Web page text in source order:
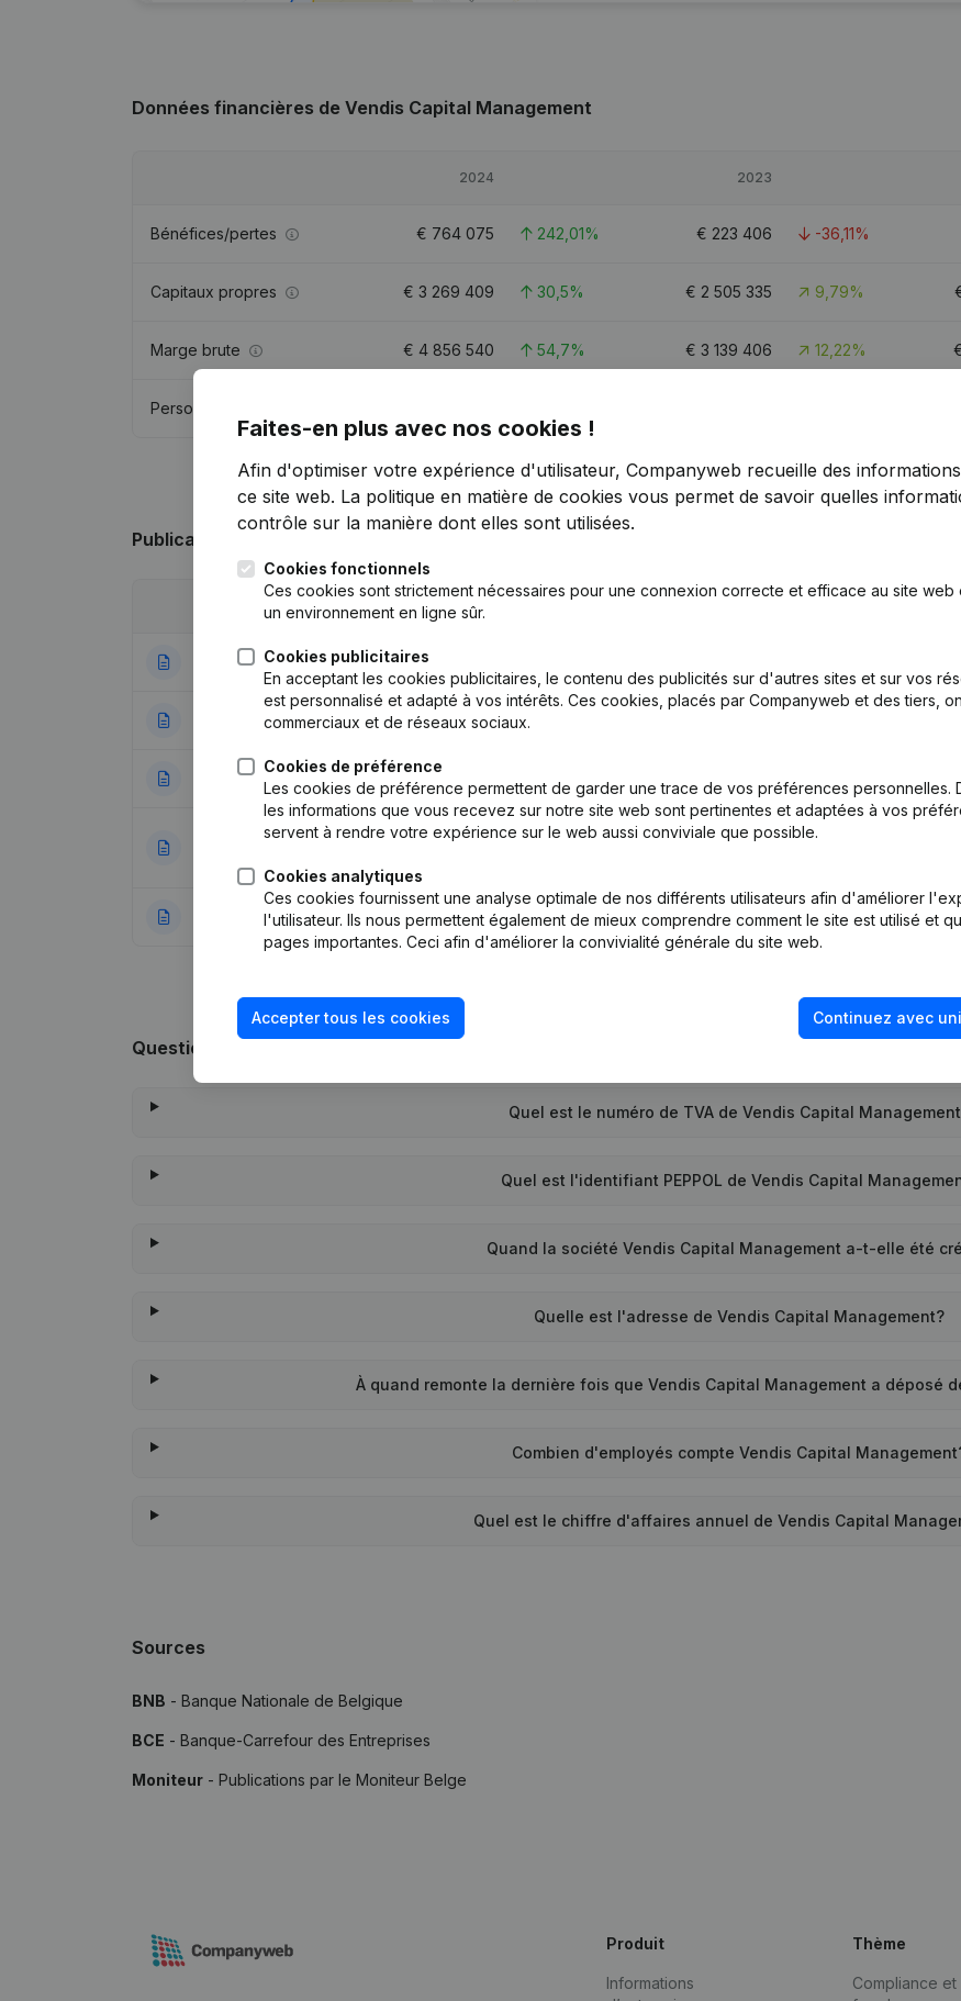
Données financières de Vendis Capital Management
2024 2023
Bénéfices/pertes € 764 075 242,01% € 223 406 -36,11%
Capitaux propres € 3 269 409 30,5% € 2 505 335 9,79%
Marge brute € 4 856 540 54,7% € 3 139 406 12,22%
Personnel
Publications
Publication
23-07-2026 Demissions - Nominations
15-07-2025 Statuts (Traduction, Coordination, Autres Modifications, …) - But - Capital - Actions
08-07-2025 Statuts (Traduction, Coordination, Autres Modifications, …) - Capital - Actions(NL)
Statuts (Traduction, Coordination, Autres Modifications, …) - Modification Forme
15-06-2022 Statuts (Traduction, Coordination, Autres Modifications, …) - Capital - Actions (NL)
Questions fréquemment posées
Quel est le numéro de TVA de Vendis Capital
Quel est l'identifiant PEPPOL de Vendis Capital
Quand la société Vendis Capital Management a-t-elle été
Quelle est l'adresse de Vendis Capital Management?
À quand remonte la dernière fois que Vendis Capital Management a déposé
Combien d'employés compte Vendis Capital
Quel est le chiffre d'affaires annuel de Vendis Capital
Sources
BNB - Banque Nationale de Belgique
BCE - Banque-Carrefour des Entreprises
Moniteur - Publications par le Moniteur Belge
Faites-en plus avec nos cookies !
Afin d'optimiser votre expérience d'utilisateur, Companyweb recueille des
ce site web. La politique en matière de cookies vous permet de savoir quelles
contrôle sur la manière dont elles sont utilisées.
Cookies fonctionnels
Ces cookies sont strictement nécessaires pour une connexion correcte et efficace au site web
un environnement en ligne sûr.
Cookies publicitaires
En acceptant les cookies publicitaires, le contenu des publicités sur d'autres sites et sur vos
est personnalisé et adapté à vos intérêts. Ces cookies, placés par Companyweb et des tiers,
commerciaux et de réseaux sociaux.
Cookies de préférence
Les cookies de préférence permettent de garder une trace de vos préférences personnelles.
les informations que vous recevez sur notre site web sont pertinentes et adaptées à vos
servent à rendre votre expérience sur le web aussi conviviale que possible.
Cookies analytiques
Ces cookies fournissent une analyse optimale de nos différents utilisateurs afin d'améliorer
l'utilisateur. Ils nous permettent également de mieux comprendre comment le site est utilisé et
pages importantes. Ceci afin d'améliorer la convivialité générale du site web.
Accepter tous les cookies Continuez avec
Produit
Informations
Thème
Compliance